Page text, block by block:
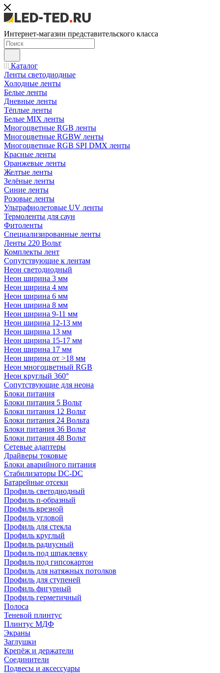
Интернет-магазин представительского класса
Каталог
Ленты светодиодные
Холодные ленты
Белые ленты
Дневные ленты
Тёплые ленты
Белые MIX ленты
Многоцветные RGB ленты
Многоцветные RGBW ленты
Многоцветные RGB SPI DMX ленты
Красные ленты
Оранжевые ленты
Желтые ленты
Зелёные ленты
Синие ленты
Розовые ленты
Ультрафиолетовые UV ленты
Термоленты для саун
Фитоленты
Специализированные ленты
Ленты 220 Вольт
Комплекты лент
Сопутствующие к лентам
Неон светодиодный
Неон ширина 3 мм
Неон ширина 4 мм
Неон ширина 6 мм
Неон ширина 8 мм
Неон ширина 9-11 мм
Неон ширина 12-13 мм
Неон ширина 13 мм
Неон ширина 15-17 мм
Неон ширина 17 мм
Неон ширина от >18 мм
Неон многоцветный RGB
Неон круглый 360°
Сопутствующие для неона
Блоки питания
Блоки питания 5 Вольт
Блоки питания 12 Вольт
Блоки питания 24 Вольта
Блоки питания 36 Вольт
Блоки питания 48 Вольт
Сетевые адаптеры
Драйверы токовые
Блоки аварийного питания
Стабилизаторы DC-DC
Батарейные отсеки
Профиль светодиодный
Профиль п-образный
Профиль врезной
Профиль угловой
Профиль для стекла
Профиль круглый
Профиль радиусный
Профиль под шпаклевку
Профиль под гипсокартон
Профиль для натяжных потолков
Профиль для ступеней
Профиль фигурный
Профиль герметичный
Полоса
Теневой плинтус
Плинтус МДФ
Экраны
Заглушки
Крепёж и держатели
Соединители
Подвесы и аксессуары